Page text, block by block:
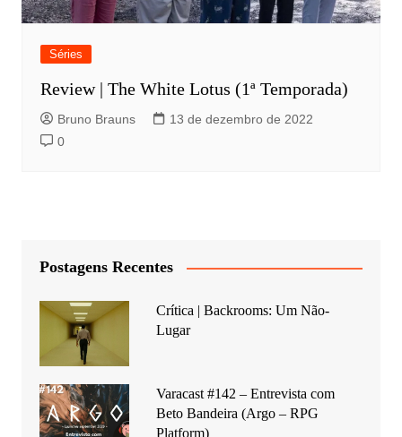
Séries
Review | The White Lotus (1ª Temporada)
Bruno Brauns
13 de dezembro de 2022
0
Postagens Recentes
Crítica | Backrooms: Um Não-
Lugar
Varacast #142 – Entrevista com
Beto Bandeira (Argo – RPG
Platform)